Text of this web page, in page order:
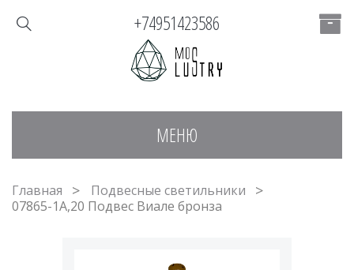
МЕНЮ
+74951423586
Главная
Подвесные светильники
07865-1A,20 Подвес Виале бронза